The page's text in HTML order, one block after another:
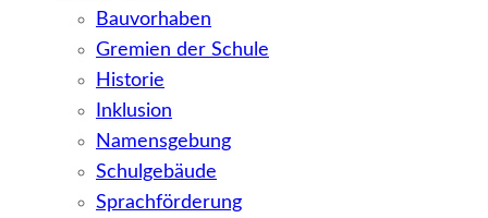
Bauvorhaben
Gremien der Schule
Historie
Inklusion
Namensgebung
Schulgebäude
Sprachförderung